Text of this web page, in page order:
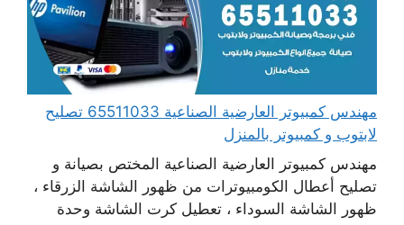
مهندس كمبيوتر العارضية الصناعية 65511033 تصليح
لابتوب و كمبيوتر بالمنزل
مهندس كمبيوتر العارضية الصناعية المختص بصيانة و
تصليح أعطال الكومبيوترات من ظهور الشاشة الزرقاء ،
ظهور الشاشة السوداء ، تعطيل كرت الشاشة وحدة